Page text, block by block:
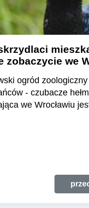
zobaczycie we
ogród
- czubacze
we Wrocławiu